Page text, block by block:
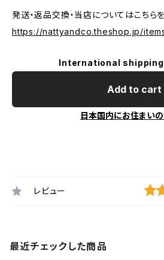
発送・返品交換・当店についてはこちら
https://nattyandco.theshop.jp/
International
Add to cart
日本国内にお住まい
レビュー
最近チェックした商品